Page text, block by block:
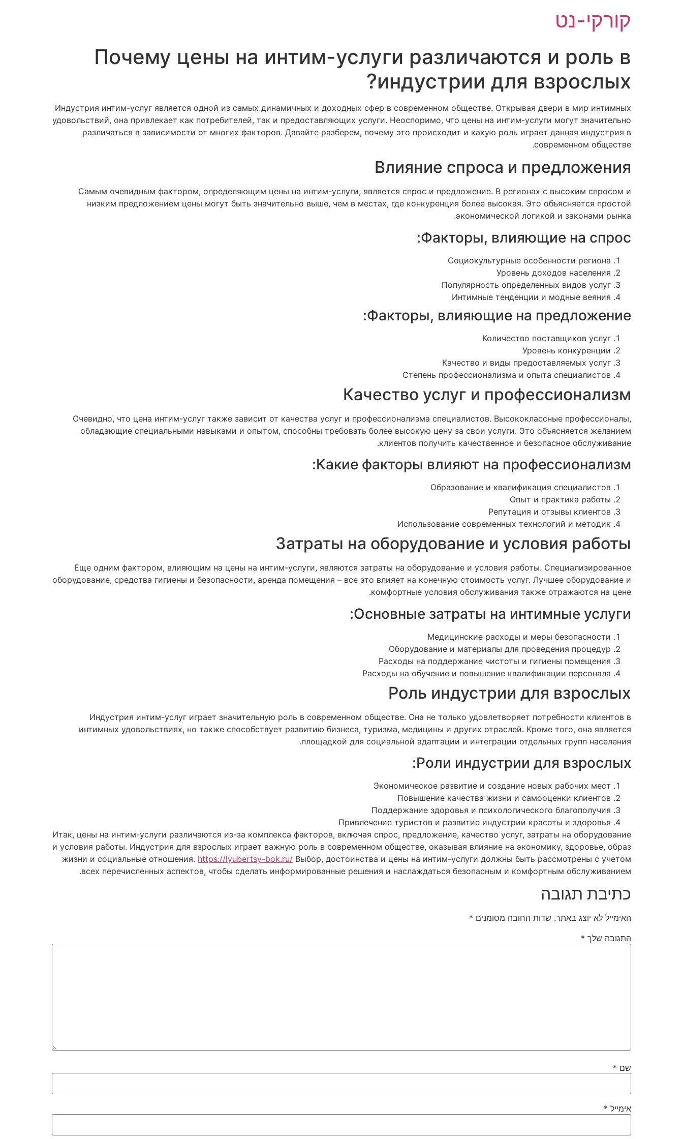
קורקי-נט
Почему цены на интим-услуги различаются и роль в
индустрии для взрослых?
Индустрия интим-услуг является одной из самых динамичных и доходных сфер в современном обществе. Открывая двери в мир интимных
удовольствий, она привлекает как потребителей, так и предоставляющих услуги. Неоспоримо, что цены на интим-услуги могут значительно
различаться в зависимости от многих факторов. Давайте разберем, почему это происходит и какую роль играет данная индустрия в
современном обществе.
Влияние спроса и предложения
Самым очевидным фактором, определяющим цены на интим-услуги, является спрос и предложение. В регионах с высоким спросом и
низким предложением цены могут быть значительно выше, чем в местах, где конкуренция более высокая. Это объясняется простой
экономической логикой и законами рынка.
Факторы, влияющие на спрос:
Социокультурные особенности региона
Уровень доходов населения
Популярность определенных видов услуг
Интимные тенденции и модные веяния
Факторы, влияющие на предложение:
Количество поставщиков услуг
Уровень конкуренции
Качество и виды предоставляемых услуг
Степень профессионализма и опыта специалистов
Качество услуг и профессионализм
Очевидно, что цена интим-услуг также зависит от качества услуг и профессионализма специалистов. Высококлассные профессионалы,
обладающие специальными навыками и опытом, способны требовать более высокую цену за свои услуги. Это объясняется желанием
клиентов получить качественное и безопасное обслуживание.
Какие факторы влияют на профессионализм:
Образование и квалификация специалистов
Опыт и практика работы
Репутация и отзывы клиентов
Использование современных технологий и методик
Затраты на оборудование и условия работы
Еще одним фактором, влияющим на цены на интим-услуги, являются затраты на оборудование и условия работы. Специализированное
оборудование, средства гигиены и безопасности, аренда помещения – все это влияет на конечную стоимость услуг. Лучшее оборудование и
комфортные условия обслуживания также отражаются на цене.
Основные затраты на интимные услуги:
Медицинские расходы и меры безопасности
Оборудование и материалы для проведения процедур
Расходы на поддержание чистоты и гигиены помещения
Расходы на обучение и повышение квалификации персонала
Роль индустрии для взрослых
Индустрия интим-услуг играет значительную роль в современном обществе. Она не только удовлетворяет потребности клиентов в
интимных удовольствиях, но также способствует развитию бизнеса, туризма, медицины и других отраслей. Кроме того, она является
площадкой для социальной адаптации и интеграции отдельных групп населения.
Роли индустрии для взрослых:
Экономическое развитие и создание новых рабочих мест
Повышение качества жизни и самооценки клиентов
Поддержание здоровья и психологического благополучия
Привлечение туристов и развитие индустрии красоты и здоровья
Итак, цены на интим-услуги различаются из-за комплекса факторов, включая спрос, предложение, качество услуг, затраты на оборудование
и условия работы. Индустрия для взрослых играет важную роль в современном обществе, оказывая влияние на экономику, здоровье, образ
жизни и социальные отношения. https://lyubertsy-bok.ru/ Выбор, достоинства и цены на интим-услуги должны быть рассмотрены с учетом
всех перечисленных аспектов, чтобы сделать информированные решения и наслаждаться безопасным и комфортным обслуживанием.
כתיבת תגובה
האימייל לא יוצג באתר. שדות החובה מסומנים *
התגובה שלך *
שם *
אימייל *